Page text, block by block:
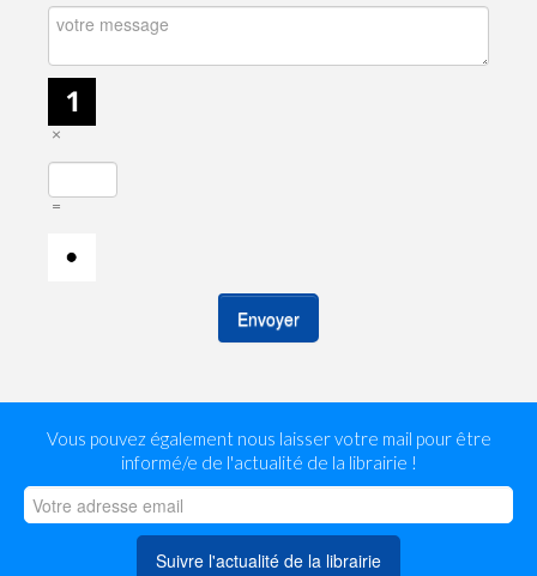
×
=
Envoyer
Vous pouvez également nous laisser votre mail pour être
informé/e de l'actualité de la librairie !
Suivre l'actualité de la librairie